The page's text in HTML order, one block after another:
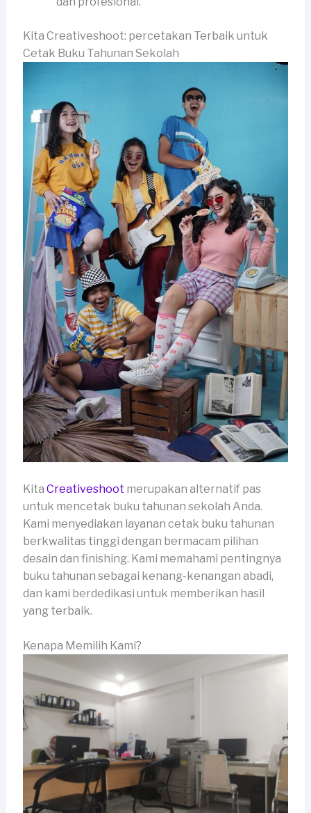
Kita Creativeshoot: percetakan Terbaik untuk
Cetak Buku Tahunan Sekolah
Kita Creativeshoot merupakan alternatif pas
untuk mencetak buku tahunan sekolah Anda.
Kami menyediakan layanan cetak buku tahunan
berkwalitas tinggi dengan bermacam pilihan
desain dan finishing. Kami memahami pentingnya
buku tahunan sebagai kenang-kenangan abadi,
dan kami berdedikasi untuk memberikan hasil
yang terbaik.
Kenapa Memilih Kami?